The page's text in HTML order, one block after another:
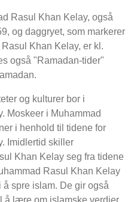
Rasul Khan Kelay, også
og daggryet, som markerer
Khan Kelay, er kl.
også "Ramadan-tider"
og kulturer bor i
Moskeer i Muhammad
i henhold til tidene for
Imidlertid skiller
Khan Kelay seg fra tidene
Rasul Khan Kelay
spre islam. De gir også